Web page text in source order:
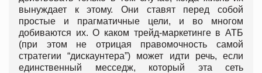
вынуждает к этому. Они ставят перед собой
простые и прагматичные цели, и во многом
добиваются их. О каком трейд-маркетинге в АТБ
(при этом не отрицая правомочность самой
стратегии “дискаунтера”) может идти речь, если
единственный месседж, который эта сеть